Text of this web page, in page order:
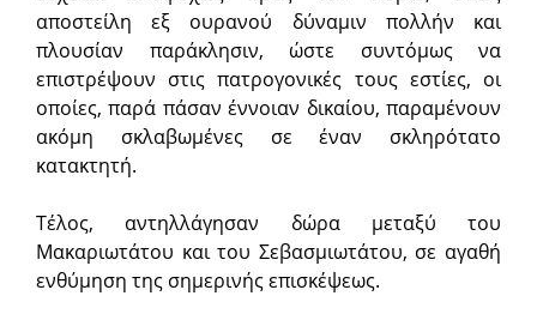
αποστείλη εξ ουρανού δύναμιν πολλήν και
πλουσίαν παράκλησιν, ώστε συντόμως να
επιστρέψουν στις πατρογονικές τους εστίες, οι
οποίες, παρά πάσαν έννοιαν δικαίου, παραμένουν
ακόμη σκλαβωμένες σε έναν σκληρότατο
κατακτητή.
Τέλος, αντηλλάγησαν δώρα μεταξύ του
Μακαριωτάτου και του Σεβασμιωτάτου, σε αγαθή
ενθύμηση της σημερινής επισκέψεως.